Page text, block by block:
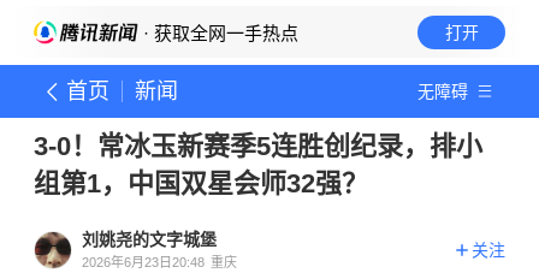
· 获取全网一手热点 打开
首页 新闻 无障碍
3-0！常冰玉新赛季5连胜创纪录，排小
组第1，中国双星会师32强？
刘姚尧的文字城堡
2026年6月23日20:48 重庆
关注